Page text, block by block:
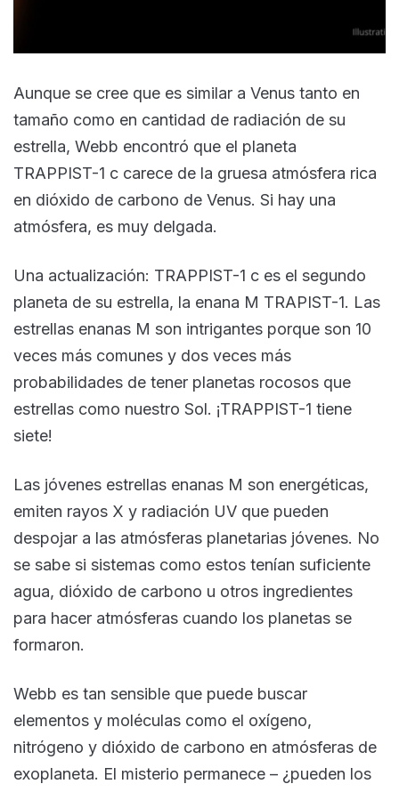
Aunque se cree que es similar a Venus tanto en
tamaño como en cantidad de radiación de su
estrella, Webb encontró que el planeta
TRAPPIST-1 c carece de la gruesa atmósfera rica
en dióxido de carbono de Venus. Si hay una
atmósfera, es muy delgada.
Una actualización: TRAPPIST-1 c es el segundo
planeta de su estrella, la enana M TRAPIST-1. Las
estrellas enanas M son intrigantes porque son 10
veces más comunes y dos veces más
probabilidades de tener planetas rocosos que
estrellas como nuestro Sol. ¡TRAPPIST-1 tiene
siete!
Las jóvenes estrellas enanas M son energéticas,
emiten rayos X y radiación UV que pueden
despojar a las atmósferas planetarias jóvenes. No
se sabe si sistemas como estos tenían suficiente
agua, dióxido de carbono u otros ingredientes
para hacer atmósferas cuando los planetas se
formaron.
Webb es tan sensible que puede buscar
elementos y moléculas como el oxígeno,
nitrógeno y dióxido de carbono en atmósferas de
exoplaneta. El misterio permanece – ¿pueden los